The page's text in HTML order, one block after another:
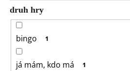
druh hry
bingo 1
já mám, kdo má 1